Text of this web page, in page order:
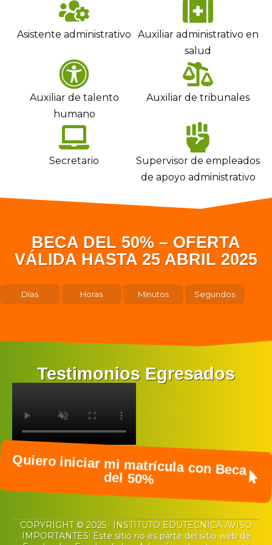
Asistente administrativo
Auxiliar administrativo en
salud
Auxiliar de talento
humano
Auxiliar de tribunales
Secretario
Supervisor de empleados
de apoyo administrativo
BECA DEL 50% – OFERTA
VÁLIDA HASTA 25 ABRIL 2025
Días Horas Minutos Segundos
Testimonios Egresados
Quiero iniciar mi matrícula con Beca
del 50%
COPYRIGHT © 2025 · INSTITUTO EDUTECNICA AVISO
IMPORTANTES: Este sitio no es parte del sitio web de